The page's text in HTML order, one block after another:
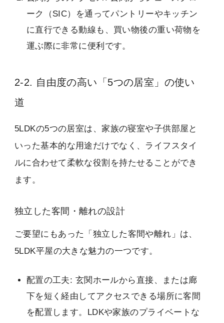
ーク（SIC）を通ってパントリーやキッチン
に直行できる動線も、買い物後の重い荷物を
運ぶ際に非常に便利です。
2-2. 自由度の高い「5つの居室」の使い
道
5LDKの5つの居室は、家族の寝室や子供部屋と
いった基本的な用途だけでなく、ライフスタイ
ルに合わせて柔軟な役割を持たせることができ
ます。
独立した客間・離れの設計
ご要望にもあった「独立した客間や離れ」は、
5LDK平屋の大きな魅力の一つです。
配置の工夫: 玄関ホールから直接、または廊
下を短く経由してアクセスできる場所に客間
を配置します。LDKや家族のプライベートな